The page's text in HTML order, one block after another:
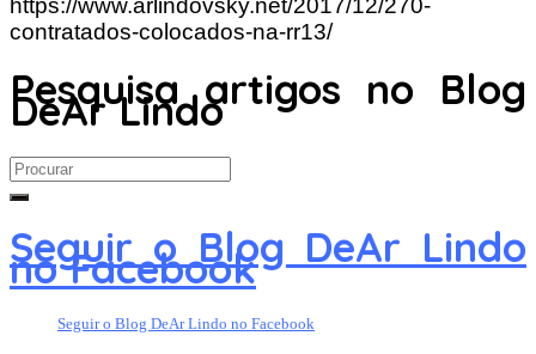
https://www.arlindovsky.net/2017/12/270-
contratados-colocados-na-rr13/
Pesquisa artigos no Blog
DeAr Lindo
Search
for:
Seguir o Blog DeAr Lindo
no Facebook
Seguir o Blog DeAr Lindo no Facebook